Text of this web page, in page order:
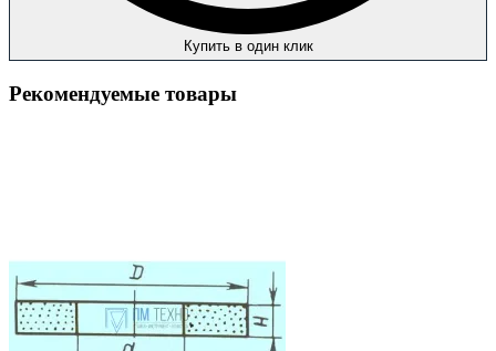
Купить в один клик
Рекомендуемые товары